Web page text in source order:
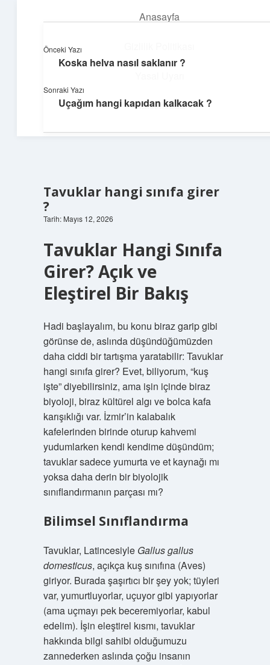
Anasayfa
Hakkımızda
Yaratıcı projelerle dünyanı inşa et!
Tavuklar hangi sınıfa girer
?
Tarih: Mayıs 12, 2026
Tavuklar Hangi Sınıfa
Girer? Açık ve
Eleştirel Bir Bakış
Hadi başlayalım, bu konu biraz garip gibi
görünse de, aslında düşündüğümüzden
daha ciddi bir tartışma yaratabilir: Tavuklar
hangi sınıfa girer? Evet, biliyorum, “kuş
işte” diyebilirsiniz, ama işin içinde biraz
biyoloji, biraz kültürel algı ve bolca kafa
karışıklığı var. İzmir’in kalabalık
kafelerinden birinde oturup kahvemi
yudumlarken kendi kendime düşündüm;
tavuklar sadece yumurta ve et kaynağı mı
yoksa daha derin bir biyolojik
sınıflandırmanın parçası mı?
Bilimsel Sınıflandırma
Tavuklar, Latincesiyle Gallus gallus
domesticus, açıkça kuş sınıfına (Aves)
giriyor. Burada şaşırtıcı bir şey yok; tüyleri
var, yumurtluyorlar, uçuyor gibi yapıyorlar
(ama uçmayı pek beceremiyorlar, kabul
edelim). İşin eleştirel kısmı, tavuklar
hakkında bilgi sahibi olduğumuzu
zannederken aslında çoğu insanın
Önceki Yazı
Koska helva nasıl saklanır ?
Sonraki Yazı
Uçağım hangi kapıdan kalkacak ?